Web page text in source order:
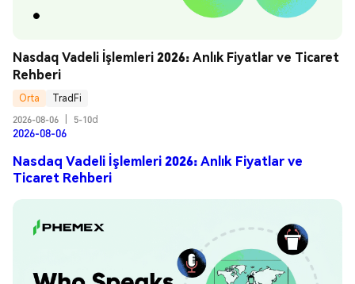
Nasdaq Vadeli İşlemleri 2026: Anlık Fiyatlar ve Ticaret
Rehberi
Orta
TradFi
2026-08-06
5-10d
2026-08-06
Nasdaq Vadeli İşlemleri 2026: Anlık Fiyatlar ve
Ticaret Rehberi